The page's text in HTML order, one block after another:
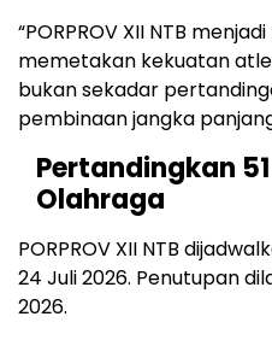
“PORPROV XII NTB
memetakan kekuatan
bukan sekadar
pembinaan jangka
Pertandingkan
Olahraga
PORPROV XII NTB
24 Juli 2026. Penutupan
2026.